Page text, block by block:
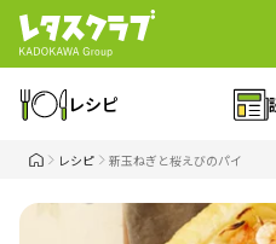
レシピ
レシピ 新玉ねぎと桜えびのパイ